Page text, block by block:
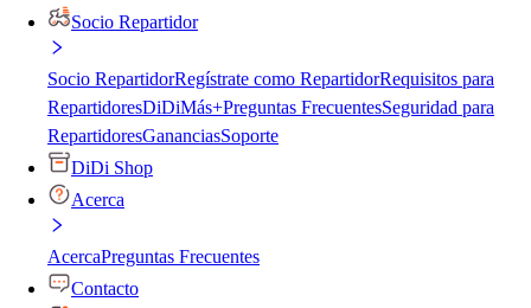
Socio Repartidor
Socio RepartidorRegístrate como RepartidorRequisitos para
RepartidoresDiDiMás+Preguntas FrecuentesSeguridad para
RepartidoresGananciasSoporte
DiDi Shop
Acerca
AcercaPreguntas Frecuentes
Contacto